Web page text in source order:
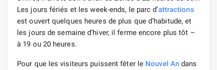
Les jours fériés et les week-ends, le parc d’attractions
est ouvert quelques heures de plus que d’habitude, et
les jours de semaine d’hiver, il ferme encore plus tôt –
à 19 ou 20 heures.
Pour que les visiteurs puissent fêter le Nouvel An dans